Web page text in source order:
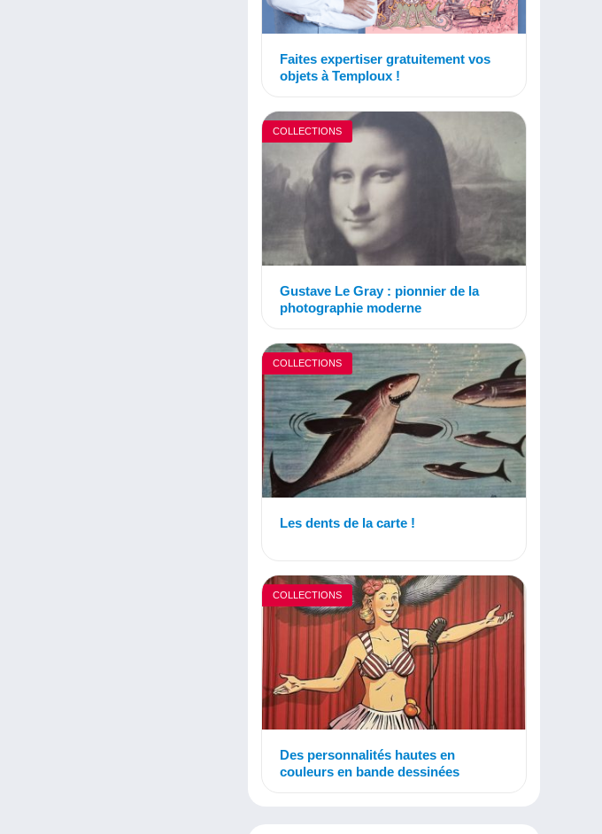
Faites expertiser gratuitement vos
objets à Temploux !
COLLECTIONS
Gustave Le Gray : pionnier de la
photographie moderne
COLLECTIONS
Les dents de la carte !
COLLECTIONS
Des personnalités hautes en
couleurs en bande dessinées